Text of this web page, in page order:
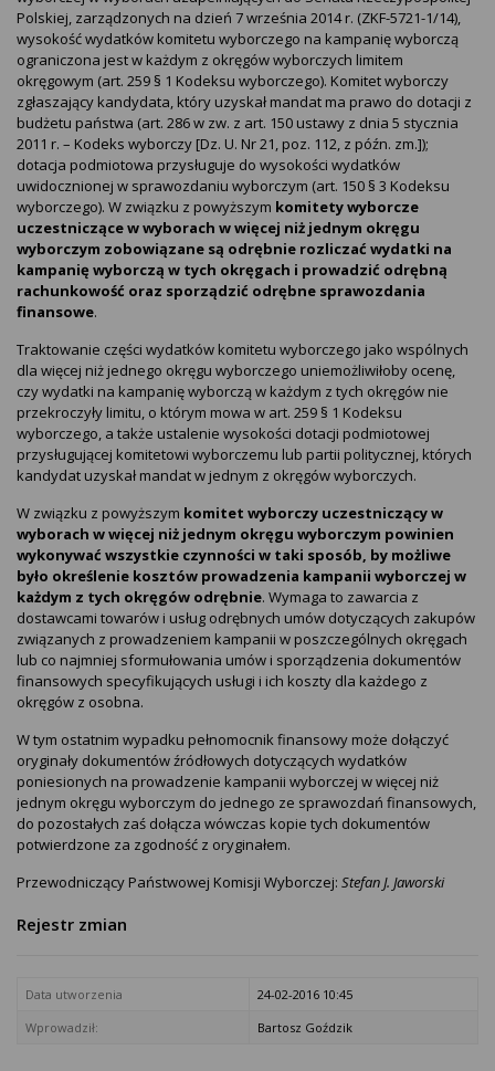
Polskiej, zarządzonych na dzień 7 września 2014 r. (ZKF-5721-1/14),
wysokość wydatków komitetu wyborczego na kampanię wyborczą
ograniczona jest w każdym z okręgów wyborczych limitem
okręgowym (art. 259 § 1 Kodeksu wyborczego). Komitet wyborczy
zgłaszający kandydata, który uzyskał mandat ma prawo do dotacji z
budżetu państwa (art. 286 w zw. z art. 150 ustawy z dnia 5 stycznia
2011 r. – Kodeks wyborczy [Dz. U. Nr 21, poz. 112, z późn. zm.]);
dotacja podmiotowa przysługuje do wysokości wydatków
uwidocznionej w sprawozdaniu wyborczym (art. 150 § 3 Kodeksu
wyborczego). W związku z powyższym komitety wyborcze
uczestniczące w wyborach w więcej niż jednym okręgu
wyborczym zobowiązane są odrębnie rozliczać wydatki na
kampanię wyborczą w tych okręgach i prowadzić odrębną
rachunkowość oraz sporządzić odrębne sprawozdania
finansowe.
Traktowanie części wydatków komitetu wyborczego jako wspólnych
dla więcej niż jednego okręgu wyborczego uniemożliwiłoby ocenę,
czy wydatki na kampanię wyborczą w każdym z tych okręgów nie
przekroczyły limitu, o którym mowa w art. 259 § 1 Kodeksu
wyborczego, a także ustalenie wysokości dotacji podmiotowej
przysługującej komitetowi wyborczemu lub partii politycznej, których
kandydat uzyskał mandat w jednym z okręgów wyborczych.
W związku z powyższym komitet wyborczy uczestniczący w
wyborach w więcej niż jednym okręgu wyborczym powinien
wykonywać wszystkie czynności w taki sposób, by możliwe
było określenie kosztów prowadzenia kampanii wyborczej w
każdym z tych okręgów odrębnie. Wymaga to zawarcia z
dostawcami towarów i usług odrębnych umów dotyczących zakupów
związanych z prowadzeniem kampanii w poszczególnych okręgach
lub co najmniej sformułowania umów i sporządzenia dokumentów
finansowych specyfikujących usługi i ich koszty dla każdego z
okręgów z osobna.
W tym ostatnim wypadku pełnomocnik finansowy może dołączyć
oryginały dokumentów źródłowych dotyczących wydatków
poniesionych na prowadzenie kampanii wyborczej w więcej niż
jednym okręgu wyborczym do jednego ze sprawozdań finansowych,
do pozostałych zaś dołącza wówczas kopie tych dokumentów
potwierdzone za zgodność z oryginałem.
Przewodniczący Państwowej Komisji Wyborczej: Stefan J. Jaworski
Rejestr zmian
Data utworzenia
24-02-2016 10:45
Wprowadził:
Bartosz Goździk